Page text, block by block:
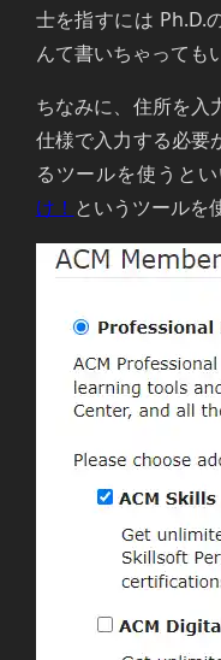
士を指すには Ph.D.
んて書いちゃっても
ちなみに、住所を入
仕様で入力する必要
るツールを使うと
け！ というツールを